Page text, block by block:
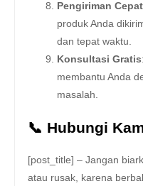
Pengiriman
produk Anda
dan tepat waktu.
Konsultasi Gratis
membantu Anda
masalah.
📞 Hubungi
[post_title] – Jangan
atau rusak, karena